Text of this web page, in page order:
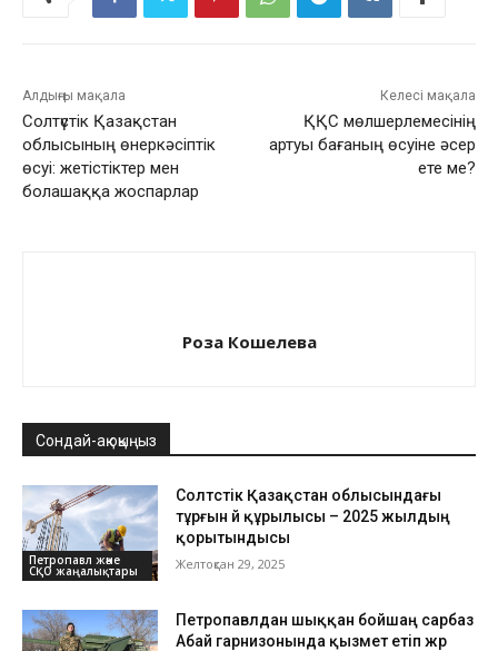
Алдыңғы мақала
Солтүстік Қазақстан
облысының өнеркәсіптік
өсуі: жетістіктер мен
болашаққа жоспарлар
Келесі мақала
ҚҚС мөлшерлемесінің
артуы бағаның өсуіне әсер
ете ме?
Роза Кошелева
Сондай-ақ оқыңыз
Петропавл және
СҚО жаңалықтары
Солтүстік Қазақстан облысындағы
тұрғын үй құрылысы – 2025 жылдың
қорытындысы
Желтоқсан 29, 2025
Петропавлдан шыққан бойшаң сарбаз
Абай гарнизонында қызмет етіп жүр